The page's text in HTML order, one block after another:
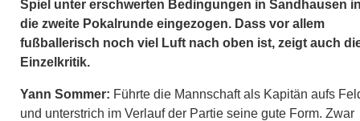
Spiel unter erschwerten Bedingungen in Sandhausen
die zweite Pokalrunde eingezogen. Dass vor allem
fußballerisch noch viel Luft nach oben ist, zeigt auch
Einzelkritik.
Yann Sommer: Führte die Mannschaft als Kapitän aufs
und unterstrich im Verlauf der Partie seine gute Form. Zwar